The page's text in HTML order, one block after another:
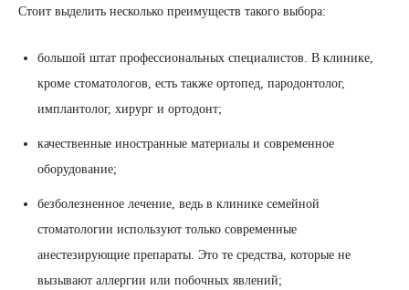
Стоит выделить несколько преимуществ такого выбора:
большой штат профессиональных специалистов. В клинике,
кроме стоматологов, есть также ортопед, пародонтолог,
имплантолог, хирург и ортодонт;
качественные иностранные материалы и современное
оборудование;
безболезненное лечение, ведь в клинике семейной
стоматологии используют только современные
анестезирующие препараты. Это те средства, которые не
вызывают аллергии или побочных явлений;